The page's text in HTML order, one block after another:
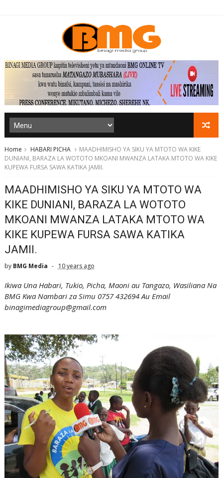
Home HABARI PICHA
MAADHIMISHO YA SIKU YA MTOTO WA KIKE
DUNIANI, BARAZA LA WOTOTO MKOANI MWANZA LATAKA MTOTO WA KIKE
KUPEWA FURSA SAWA KATIKA JAMII.
MAADHIMISHO YA SIKU YA MTOTO WA
KIKE DUNIANI, BARAZA LA WOTOTO
MKOANI MWANZA LATAKA MTOTO WA
KIKE KUPEWA FURSA SAWA KATIKA
JAMII.
by BMG Media 10 years ago
Ikiwa Una Habari, Tukio, Picha, Maoni au Tangazo, Wasiliana Na
BMG Kwa Nambari za Simu 0757 432694 Au Email
binagimediagroup@gmail.com